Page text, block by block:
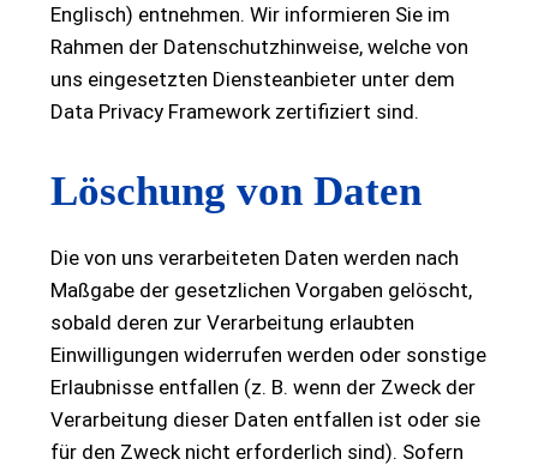
Englisch) entnehmen. Wir informieren Sie im
Rahmen der Datenschutzhinweise, welche von
uns eingesetzten Diensteanbieter unter dem
Data Privacy Framework zertifiziert sind.
Löschung von Daten
Die von uns verarbeiteten Daten werden nach
Maßgabe der gesetzlichen Vorgaben gelöscht,
sobald deren zur Verarbeitung erlaubten
Einwilligungen widerrufen werden oder sonstige
Erlaubnisse entfallen (z. B. wenn der Zweck der
Verarbeitung dieser Daten entfallen ist oder sie
für den Zweck nicht erforderlich sind). Sofern